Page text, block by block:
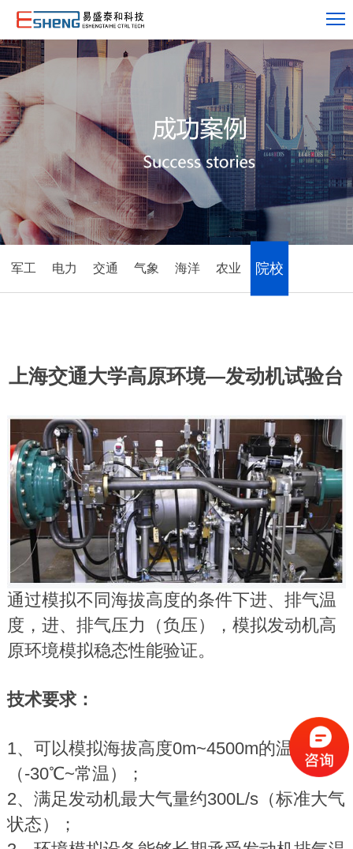
军工 电力 交通 气象 海洋 农业 院校
上海交通大学高原环境—发动机试验台
通过模拟不同海拔高度的条件下进、排气温
度，进、排气压力（负压），模拟发动机高
原环境模拟稳态性能验证。
技术要求：
1、可以模拟海拔高度0m~4500m的温度变化
（-30℃~常温）；
2、满足发动机最大气量约300L/s（标准大气
状态）；